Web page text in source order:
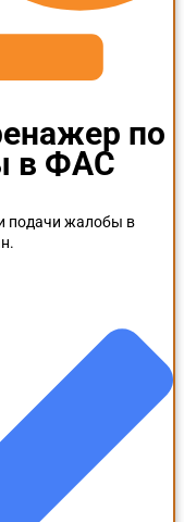
по
в ФАС
подачи жалобы в